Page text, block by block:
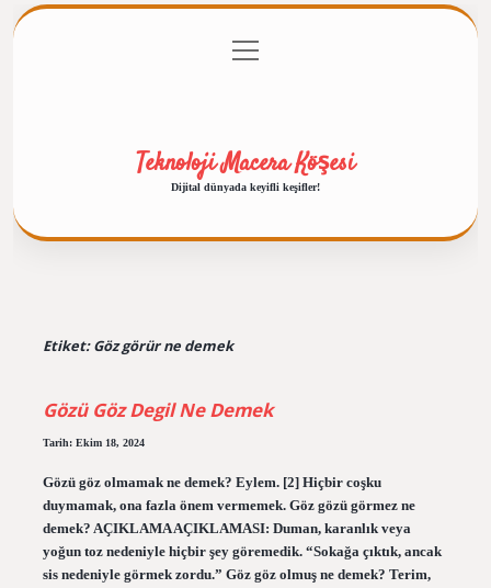
Gizlilik Politikası
menüyü
aç
Teknoloji Macera Köşesi
Dijital dünyada keyifli keşifler!
Etiket:Göz görür ne demek
Gözü Göz Degil Ne Demek
Tarih: Ekim 18, 2024
Gözü göz olmamak ne demek? Eylem. [2] Hiçbir coşku
duymamak, ona fazla önem vermemek. Göz gözü görmez ne
demek? AÇIKLAMA AÇIKLAMASI: Duman, karanlık veya
yoğun toz nedeniyle hiçbir şey göremedik. “Sokağa çıktık, ancak
sis nedeniyle görmek zordu.” Göz göz olmuş ne demek? Terim,